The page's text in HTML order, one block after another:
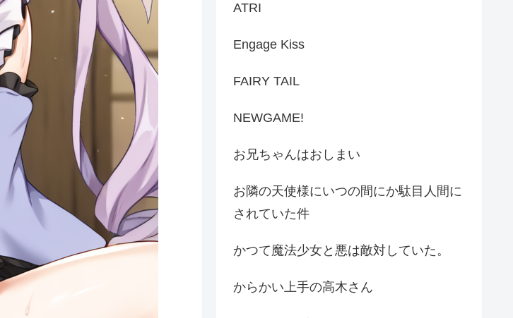
ATRI
Engage Kiss
FAIRY TAIL
NEWGAME!
お兄ちゃんはおしまい
お隣の天使様にいつの間にか駄目人間に
されていた件
かつて魔法少女と悪は敵対していた。
からかい上手の高木さん